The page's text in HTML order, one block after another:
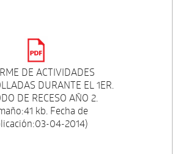
DE ACTIVIDADES
DURANTE EL 1ER.
DE RECESO AÑO 2.
kb. Fecha de
04-2014)